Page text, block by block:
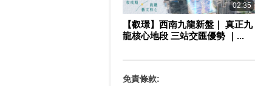
02:35
【叡璟】西南九龍新盤｜ 真正九
龍核心地段 三站交匯優勢 ｜...
免責條款: